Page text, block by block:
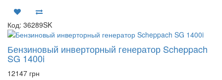
Код: 36289SK
Бензиновый инверторный генератор Scheppach
SG 1400i
12147 грн